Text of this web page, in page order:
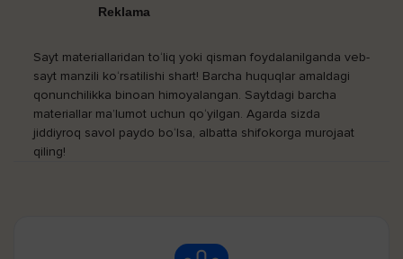
Reklama
Sayt materiallaridan to‘liq yoki qisman foydalanilganda veb-
sayt manzili ko‘rsatilishi shart! Barcha huquqlar amaldagi
qonunchilikka binoan himoyalangan. Saytdagi barcha
materiallar ma’lumot uchun qo‘yilgan. Agarda sizda
jiddiyroq savol paydo bo‘lsa, albatta shifokorga murojaat
qiling!